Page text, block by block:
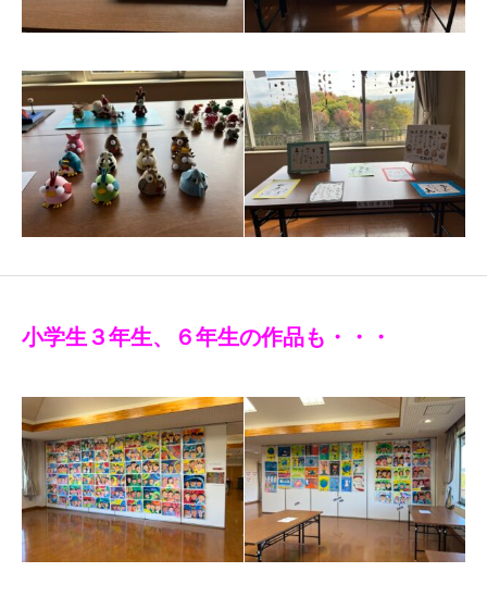
小学生３年生、６年生の作品も・・・